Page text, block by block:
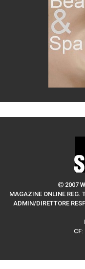
2007
MAGAZINE ONLINE REG.
ADMIN/DIRETTORE